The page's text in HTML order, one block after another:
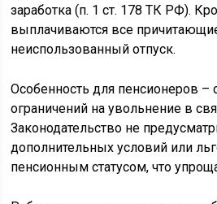
заработка (п. 1 ст. 178 ТК РФ).
выплачиваются все
неиспользованный отпуск.
Особенность для пенсионеров –
ограничений на увольнение в
Законодательство не
дополнительных условий или
пенсионным статусом, что